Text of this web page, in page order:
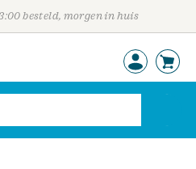
besteld, morgen in huis